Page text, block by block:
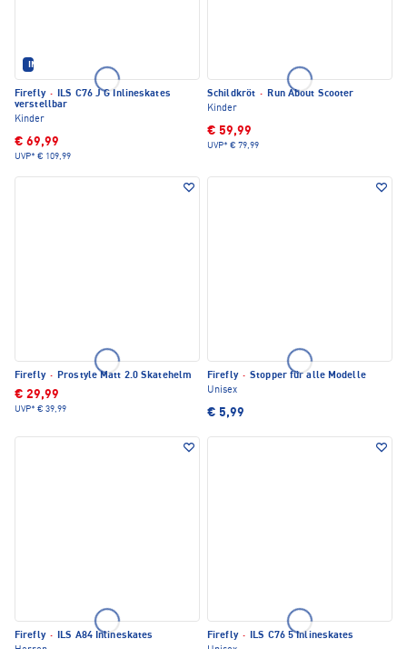
IM SET ERHÄLTLICH
Firefly · ILS C76 J G Inlineskates
verstellbar
Kinder
€ 69,99
UVP* € 109,99
Schildkröt · Run About Scooter
Kinder
€ 59,99
UVP* € 79,99
Firefly · Prostyle Matt 2.0 Skatehelm
€ 29,99
UVP* € 39,99
Firefly · Stopper für alle Modelle
Unisex
€ 5,99
Firefly · ILS A84 Inlineskates
Firefly · ILS C76 5 Inlineskates